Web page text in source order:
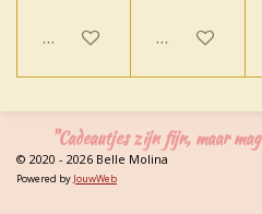
In winkelwagen
In
"Cadeautjes zijn fijn, maar
© 2020 - 2026 Belle Molina
Powered by JouwWeb